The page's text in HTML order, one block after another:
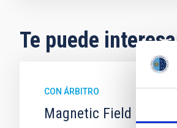
Te puede
CON ÁRBITRO
Magnetic Field